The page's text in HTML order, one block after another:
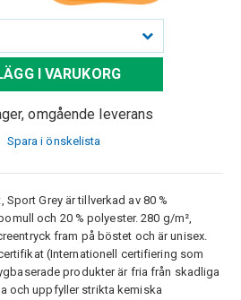
I VARUKORG
omgående leverans
Spara i önskelista
Grey är tillverkad av 80 %
och 20 % polyester. 280 g/m²,
fram på böstet och är unisex.
(Internationell certifiering som
produkter är fria från skadliga
och uppfyller strikta kemiska